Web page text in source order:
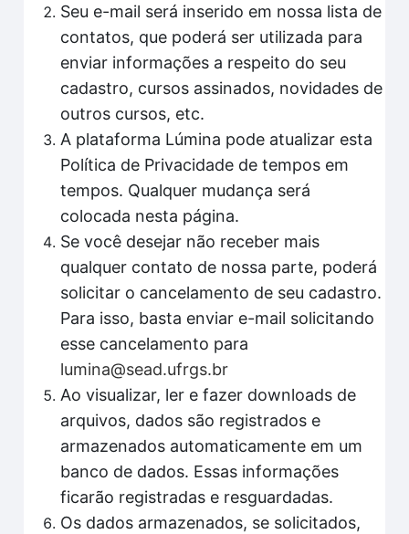
Seu e-mail será inserido em nossa lista de
contatos, que poderá ser utilizada para
enviar informações a respeito do seu
cadastro, cursos assinados, novidades de
outros cursos, etc.
A plataforma Lúmina pode atualizar esta
Política de Privacidade de tempos em
tempos. Qualquer mudança será
colocada nesta página.
Se você desejar não receber mais
qualquer contato de nossa parte, poderá
solicitar o cancelamento de seu cadastro.
Para isso, basta enviar e-mail solicitando
esse cancelamento para
lumina@sead.ufrgs.br
Ao visualizar, ler e fazer downloads de
arquivos, dados são registrados e
armazenados automaticamente em um
banco de dados. Essas informações
ficarão registradas e resguardadas.
Os dados armazenados, se solicitados,